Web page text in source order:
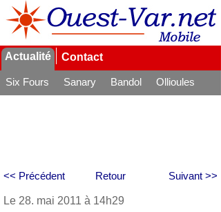
Actualité Contact
Six Fours Sanary Bandol
Ollioules
Retour
<< Précédent Suivant >>
Le 28. mai 2011 à 14h29